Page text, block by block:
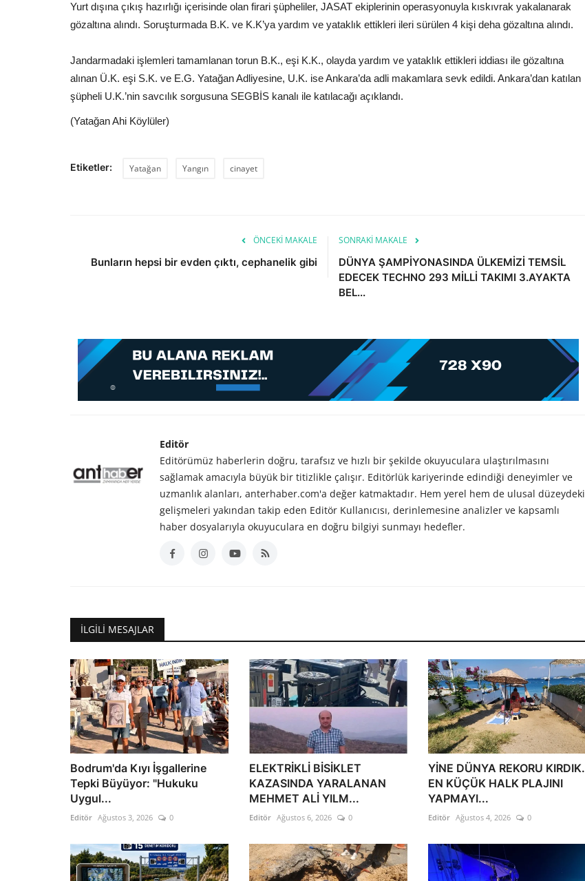
Yurt dışına çıkış hazırlığı içerisinde olan firari şüpheliler, JASAT ekiplerinin operasyonuyla kıskıvrak yakalanarak
gözaltına alındı. Soruşturmada B.K. ve K.K’ya yardım ve yataklık ettikleri ileri sürülen 4 kişi deha gözaltına alındı.
Jandarmadaki işlemleri tamamlanan torun B.K., eşi K.K., olayda yardım ve yataklık ettikleri iddiası ile gözaltına
alınan Ü.K. eşi S.K. ve E.G. Yatağan Adliyesine, U.K. ise Ankara’da adli makamlara sevk edildi. Ankara’dan katılan
şüpheli U.K.’nin savcılık sorgusuna SEGBİS kanalı ile katılacağı açıklandı.
(Yatağan Ahi Köylüler)
Etiketler: Yatağan Yangın cinayet
ÖNCEKI MAKALE
Bunların hepsi bir evden çıktı, cephanelik gibi
SONRAKI MAKALE
DÜNYA ŞAMPİYONASINDA ÜLKEMİZİ TEMSİL
EDECEK TECHNO 293 MİLLİ TAKIMI 3.AYAKTA
BEL...
Editör
Editörümüz haberlerin doğru, tarafsız ve hızlı bir şekilde okuyuculara ulaştırılmasını
sağlamak amacıyla büyük bir titizlikle çalışır. Editörlük kariyerinde edindiği deneyimler ve
uzmanlık alanları, anterhaber.com'a değer katmaktadır. Hem yerel hem de ulusal düzeydeki
gelişmeleri yakından takip eden Editör Kullanıcısı, derinlemesine analizler ve kapsamlı
haber dosyalarıyla okuyuculara en doğru bilgiyi sunmayı hedefler.
İLGILI MESAJLAR
Bodrum'da Kıyı İşgallerine
Tepki Büyüyor: "Hukuku
Uygul...
Editör Ağustos 3, 2026 0
ELEKTRİKLİ BİSİKLET
KAZASINDA YARALANAN
MEHMET ALİ YILM...
Editör Ağustos 6, 2026 0
YİNE DÜNYA REKORU KIRDIK.
EN KÜÇÜK HALK PLAJINI
YAPMAYI...
Editör Ağustos 4, 2026 0